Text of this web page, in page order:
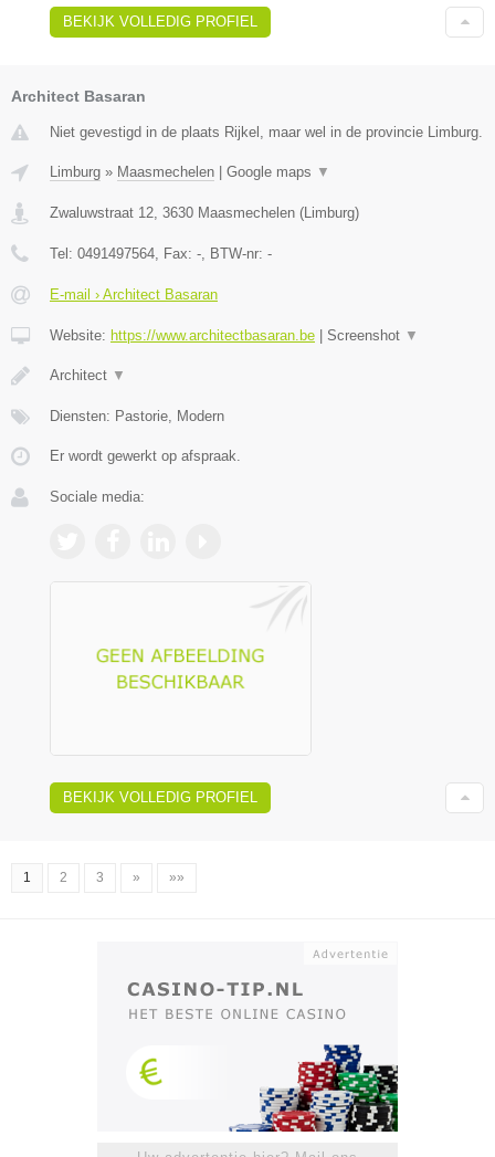
BEKIJK VOLLEDIG PROFIEL
Architect Basaran
Niet gevestigd in de plaats Rijkel, maar wel in de provincie Limburg.
Limburg » Maasmechelen Google maps ▼
Zwaluwstraat 12 3630 Maasmechelen ( Limburg)
Tel: 0491497564 , Fax: - , BTW-nr: -
E-mail › Architect Basaran
Website: https://www.architectbasaran.be Screenshot ▼
Architect ▼
Diensten: Pastorie, Modern
Er wordt gewerkt op afspraak.
Sociale media:
BEKIJK VOLLEDIG PROFIEL
1 2 3 » »»